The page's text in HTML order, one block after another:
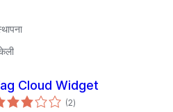
Cloud Widget
(2एकूण
मूल्यांकन
)